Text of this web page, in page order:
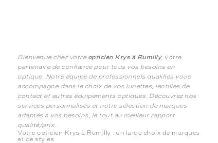
Bienvenue chez votre opticien Krys à Rumilly, votre
partenaire de confiance pour tous vos besoins en
optique. Notre équipe de professionnels qualifiés vous
accompagne dans le choix de vos lunettes, lentilles de
contact et autres équipements optiques. Découvrez nos
services personnalisés et notre sélection de marques
adaptés à vos besoins, le tout au meilleur rapport
qualité/prix.
Votre opticien Krys à Rumilly : un large choix de marques
et de styles